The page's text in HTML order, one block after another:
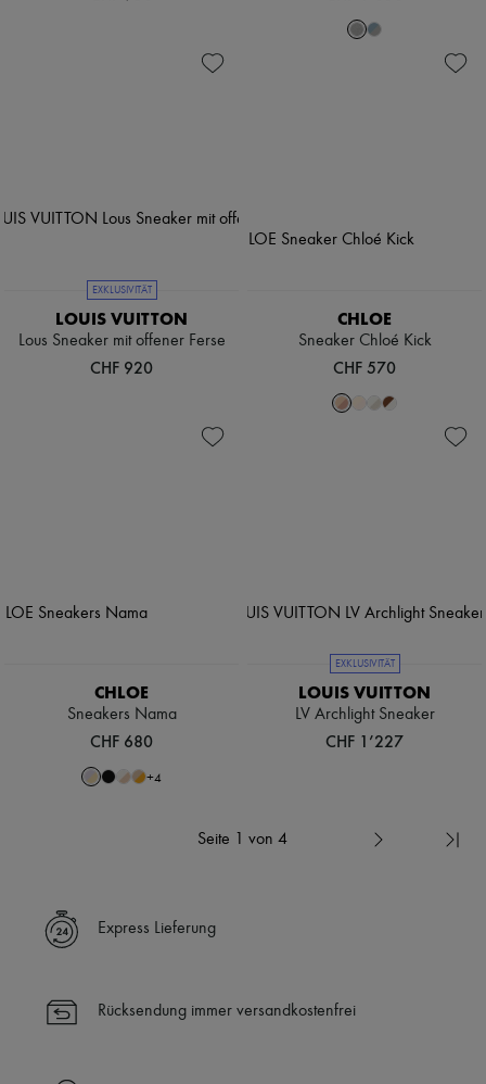
EXKLUSIVITÄT
LOUIS VUITTON
Lous Sneaker mit offener Ferse
CHF 920
CHLOE
Sneaker Chloé Kick
CHF 570
CHLOE
Sneakers Nama
CHF 680
+4
EXKLUSIVITÄT
LOUIS VUITTON
LV Archlight Sneaker
CHF 1’227
Seite 1 von 4
Express Lieferung
Rücksendung immer versandkostenfrei